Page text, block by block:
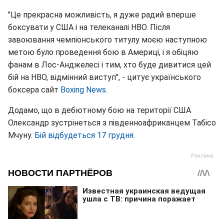
"Це прекрасна можливість, я дуже радий вперше
боксувати у США і на телеканалі НВО. Після
завоювання чемпіонського титулу моєю наступною
метою було проведення бою в Америці, і я обіцяю
фанам в Лос-Анджелесі і тим, хто буде дивитися цей
бій на НВО, відмінний виступ", - цитує українського
боксера сайт Boxing News.
Додамо, що в дебютному бою на території США
Олександр зустрінеться з південноафриканцем Табісо
Мчуну. Бій відбудеться 17 грудня.